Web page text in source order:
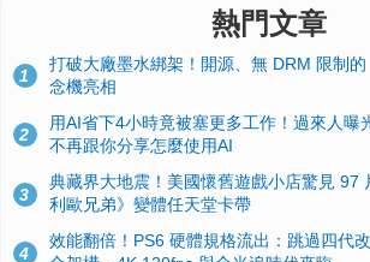
熱門文章
1
打破大廠墨水綁架！開源、無 DRM 限制
念機亮相
2
用AI省下4小時竟被塞更多工作！過來人曝
不再跟你分享怎麼使用AI
3
典藏界大地震！美國懷舊遊戲小店驚見 97
利歐兄弟》變體任天堂卡帶
4
效能翻倍！PS6 硬體規格流出：跳過四代